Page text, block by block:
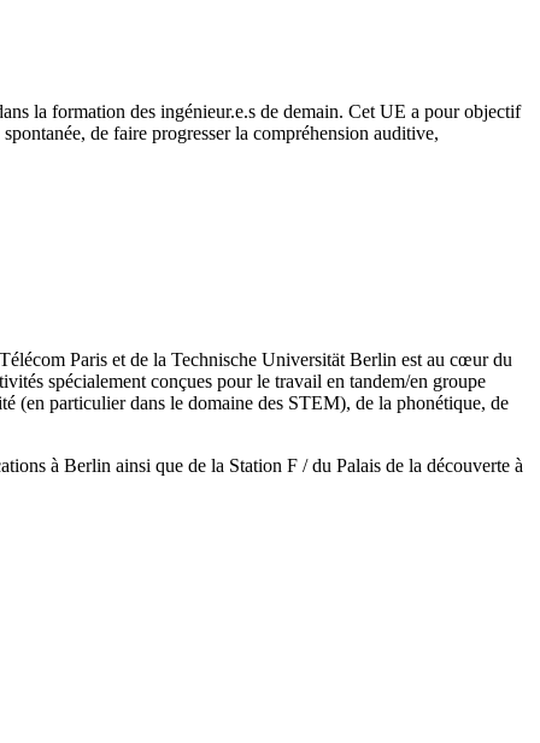
la formation des ingénieur.e.s de demain. Cet UE a pour objectif
de faire progresser la compréhension auditive,
Paris et de la Technische Universität Berlin est au cœur du
spécialement conçues pour le travail en tandem/en groupe
(en particulier dans le domaine des STEM), de la phonétique, de
à Berlin ainsi que de la Station F / du Palais de la découverte à